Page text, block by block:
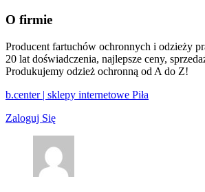
O firmie
Producent fartuchów ochronnych i odzieży
20 lat doświadczenia, najlepsze ceny,
Produkujemy odzież ochronną od A do Z!
b.center | sklepy internetowe Piła
Zaloguj Się